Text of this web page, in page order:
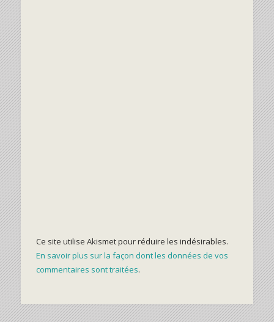
Ce site utilise Akismet pour réduire les indésirables.
En savoir plus sur la façon dont les données de vos
commentaires sont traitées.